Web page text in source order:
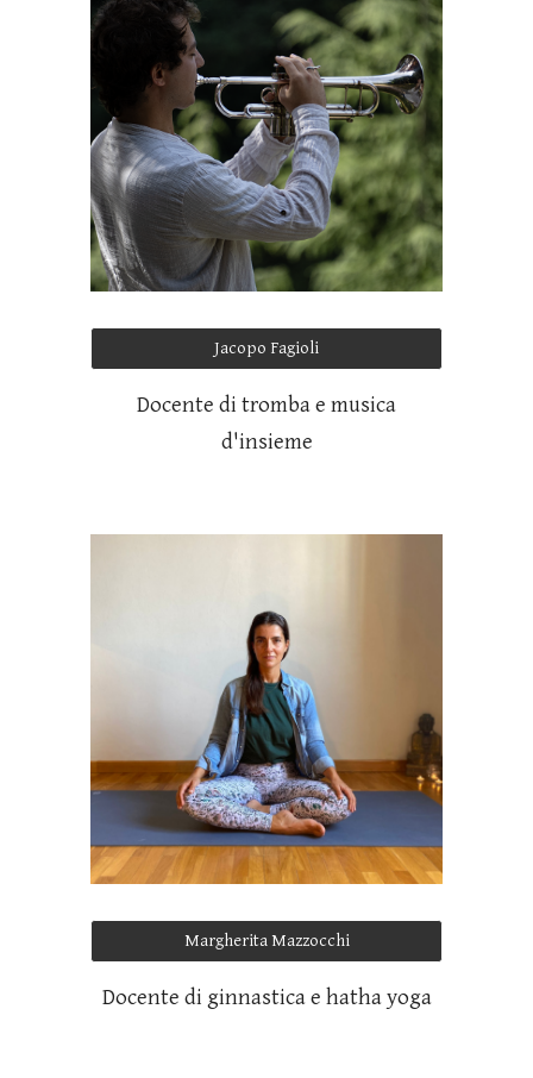
Jacopo Fagioli
Docente di tromba e musica
d'insieme
Margherita Mazzocchi
Docente di ginnastica e hatha yoga